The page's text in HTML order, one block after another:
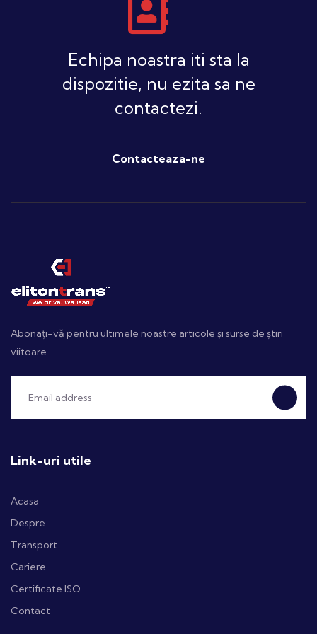
Echipa noastra iti sta la
dispozitie, nu ezita sa ne
contactezi.
Contacteaza-ne
Abonați-vă pentru ultimele noastre articole și surse de știri
viitoare
Link-uri utile
Acasa
Despre
Transport
Cariere
Certificate ISO
Contact